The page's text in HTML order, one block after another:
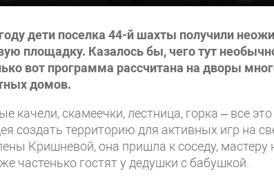
дети поселка 44-й шахты получили
площадку. Казалось бы, чего тут
вот программа рассчитана на дворы
домов.
качели, скамеечки, лестница, горка – все
создать территорию для активных игр на
Кришневой, она пришла к соседу, мастеру
частенько гостят у дедушки с бабушкой.